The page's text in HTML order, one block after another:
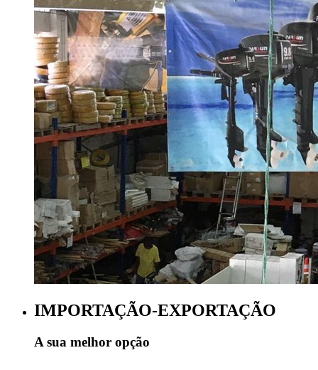
IMPORTAÇÃO-EXPORTAÇÃO
A sua melhor opção